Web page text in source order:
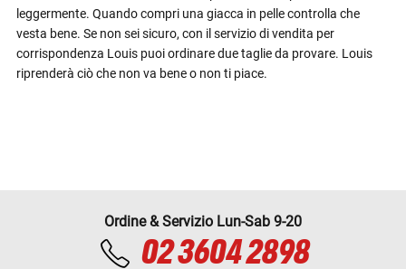
leggermente. Quando compri una giacca in pelle controlla che
vesta bene. Se non sei sicuro, con il servizio di vendita per
corrispondenza Louis puoi ordinare due taglie da provare. Louis
riprenderà ciò che non va bene o non ti piace.
Ordine & Servizio Lun-Sab 9-20
02 3604 2898